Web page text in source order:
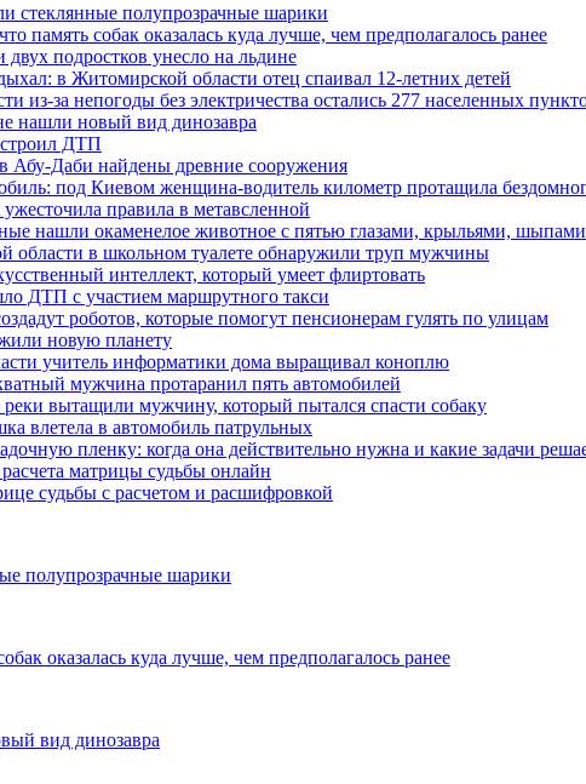
стеклянные полупрозрачные шарики
память собак оказалась куда лучше, чем предполагалось ранее
подростков унесло на льдине
в Житомирской области отец спаивал 12-летних детей
из-за непогоды без электричества остались 277 населенных
нашли новый вид динозавра
ДТП
Абу-Даби найдены древние сооружения
под Киевом женщина-водитель километр протащила
правила в метавсленной
нашли окаменелое животное с пятью глазами, крыльями,
области в школьном туалете обнаружили труп мужчины
интеллект, который умеет флиртовать
ДТП с участием маршрутного такси
роботов, которые помогут пенсионерам гулять по улицам
новую планету
учитель информатики дома выращивал коноплю
мужчина протаранил пять автомобилей
вытащили мужчину, который пытался спасти собаку
влетела в автомобиль патрульных
пленку: когда она действительно нужна и какие задачи
матрицы судьбы онлайн
судьбы с расчетом и расшифровкой
полупрозрачные шарики
оказалась куда лучше, чем предполагалось ранее
вид динозавра